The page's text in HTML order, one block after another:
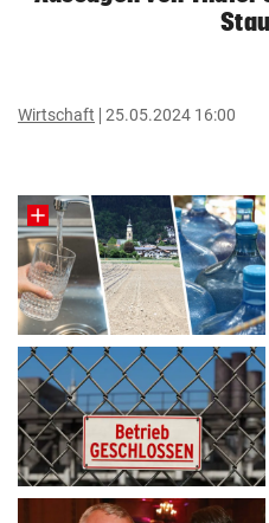
Wirtschaft 25.05.2024 16:00